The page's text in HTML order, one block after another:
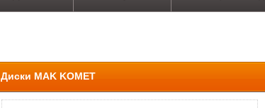
Диски MAK KOMET